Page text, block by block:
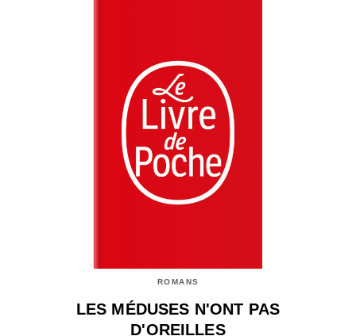
ROMANS
LES MÉDUSES N'ONT PAS
D'OREILLES